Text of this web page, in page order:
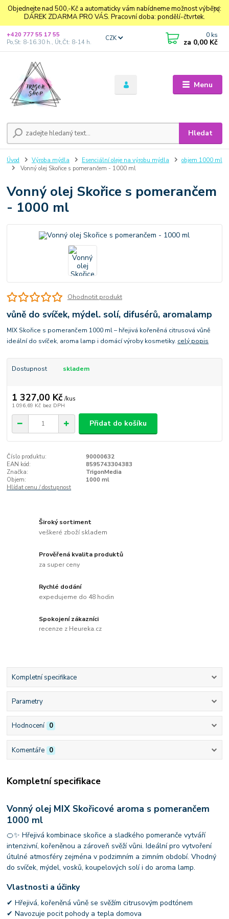
Objednejte nad 500,-Kč a automaticky vám nabídneme možnost výběru:
DÁREK ZDARMA PRO VÁS. Pracovní doba: pondělí-čtvrtek.
Menu
CZK
Hledat
+420 777 55 17 55
Po,St: 8-16.30 h., Út,Čt: 8-14 h.
0 ks
za 0,00 Kč
Úvod Výroba mýdla Esenciální oleje na výrobu mýdla
objem 1000 ml
Vonný olej Skořice s pomerančem - 1000 ml
Vonný olej Skořice s pomerančem
- 1000 ml
Ohodnotit produkt
vůně do svíček, mýdel. solí, difusérů, aromalamp
MIX Skořice s pomerančem 1000 ml – hřejivá kořeněná citrusová vůně
ideální do svíček, aroma lamp i domácí výroby kosmetiky. celý popis
Dostupnost skladem
1 327,00 Kč /kus
1 096,69 Kč bez DPH
Přidat do košíku
Číslo produktu:
90000632
EAN kód:
8595743304383
Značka:
TrigonMedia
Objem:
1000 ml
Hlídat cenu / dostupnost
Široký sortiment
veškeré zboží skladem
Prověřená kvalita produktů
za super ceny
Rychlé dodání
expedujeme do 48 hodin
Spokojení zákazníci
recenze z Heureka.cz
Kompletní specifikace
Parametry
Hodnocení 0
Komentáře 0
Kompletní specifikace
Vonný olej MIX Skořicové aroma s pomerančem
1000 ml
🍊✨ Hřejivá kombinace skořice a sladkého pomeranče vytváří
intenzivní, kořeněnou a zároveň svěží vůni. Ideální pro vytvoření
útulné atmosféry zejména v podzimním a zimním období. Vhodný
do svíček, mýdel, vosků, koupelových solí i do aroma lamp.
Vlastnosti a účinky
✔ Hřejivá, kořeněná vůně se svěžím citrusovým podtónem
✔ Navozuje pocit pohody a tepla domova